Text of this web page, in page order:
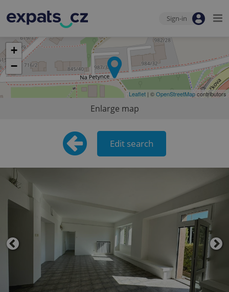
Sign-in
+
−
Leaflet | ©OpenStreetMapcontributors
Enlarge map
Edit search